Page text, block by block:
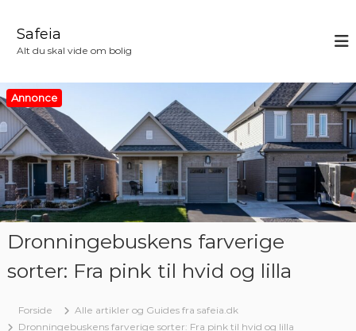
t
i
i
n
d
h
o
Safeia
Alt du skal vide om bolig
Annonce
Dronningebuskens farverige
sorter: Fra pink til hvid og lilla
Forside
Alle artikler og Guides fra safeia.dk
Dronningebuskens farverige sorter: Fra pink til hvid og lilla